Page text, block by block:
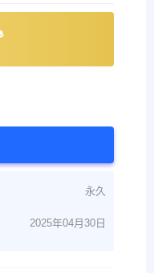
永久
2025年04月30日